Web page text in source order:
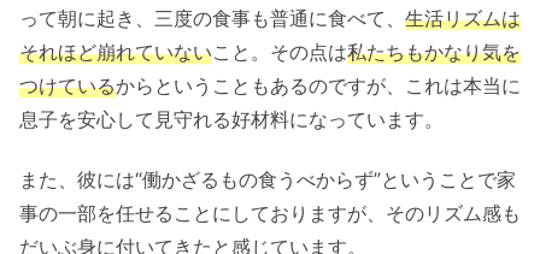
って朝に起き、三度の食事も普通に食べて、 生活リズムは
それほど崩れていないこと。その点は私たちもかなり気を
つけているからということもあるのですが、これは本当に
息子を安心して見守れる好材料になっています。
また、彼には“働かざるもの食うべからず”ということで家
事の一部を任せることにしておりますが、そのリズム感も
だいぶ身に付いてきたと感じています。